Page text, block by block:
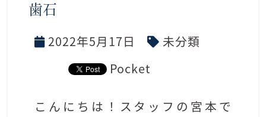
歯石
2022年5月17日
未分類
Pocket
こんにちは！ スタッフの宮本で